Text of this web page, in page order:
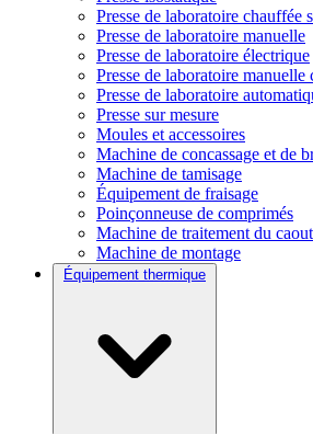
Presse de laboratoire chauffée
Presse de laboratoire manuelle
Presse de laboratoire électrique
Presse de laboratoire manuelle
Presse de laboratoire
Presse sur mesure
Moules et accessoires
Machine de concassage et de
Machine de tamisage
Équipement de fraisage
Poinçonneuse de comprimés
Machine de traitement du
Machine de montage
Équipement thermique